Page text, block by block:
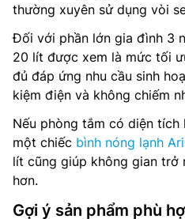
thường xuyên sử dụng vòi
Đối với phần lớn gia đình 3
20 lít được xem là mức tối
đủ đáp ứng nhu cầu sinh
kiệm điện và không chiếm
Nếu phòng tắm có diện tích
một chiếc bình nóng lạnh
lít cũng giúp không gian trở
hơn.
Gợi ý sản phẩm phù